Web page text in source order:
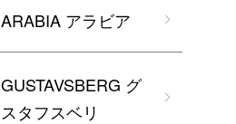
ARABIA アラビア
GUSTAVSBERG グ
スタフスベリ